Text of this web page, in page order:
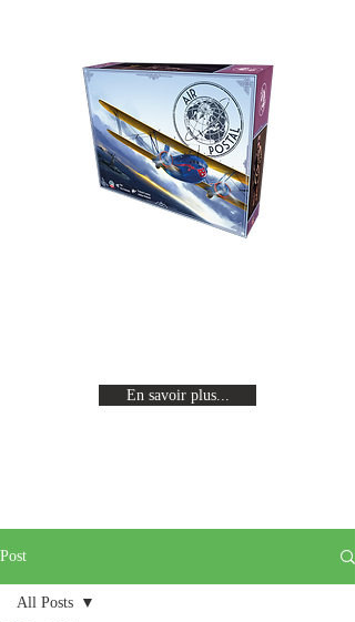
En savoir plus...
Post
All Posts